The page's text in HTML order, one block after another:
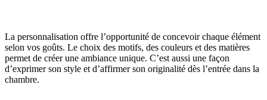
La personnalisation offre l’opportunité de concevoir chaque élément
selon vos goûts. Le choix des motifs, des couleurs et des matières
permet de créer une ambiance unique. C’est aussi une façon
d’exprimer son style et d’affirmer son originalité dès l’entrée dans la
chambre.